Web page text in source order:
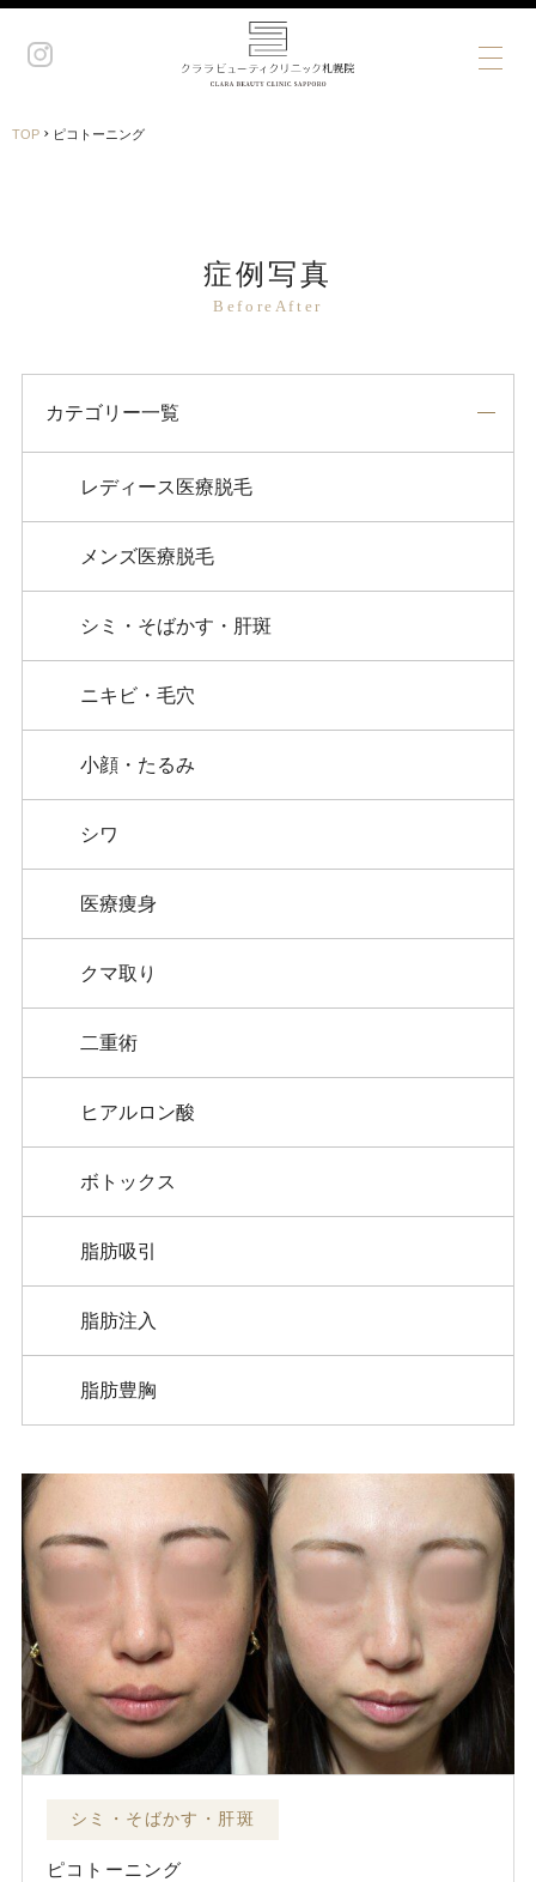
TOP › ピコトーニング
症例写真
BeforeAfter
カテゴリー一覧
レディース医療脱毛
メンズ医療脱毛
シミ・そばかす・肝斑
ニキビ・毛穴
小顔・たるみ
シワ
医療痩身
クマ取り
二重術
ヒアルロン酸
ボトックス
脂肪吸引
脂肪注入
脂肪豊胸
シミ・そばかす・肝斑
ピコトーニング